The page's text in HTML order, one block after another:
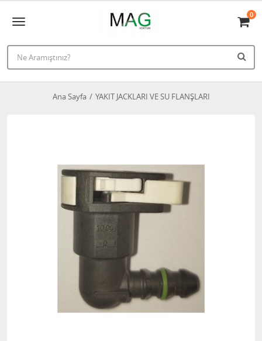
0
Ana Sayfa YAKIT JACKLARI VE SU FLANŞLARI